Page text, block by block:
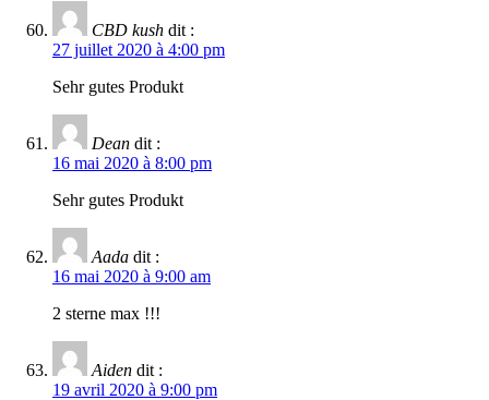
CBD kush dit :
27 juillet 2020 à 4:00 pm
Sehr gutes Produkt
Dean dit :
16 mai 2020 à 8:00 pm
Sehr gutes Produkt
Aada dit :
16 mai 2020 à 9:00 am
2 sterne max !!!
Aiden dit :
19 avril 2020 à 9:00 pm